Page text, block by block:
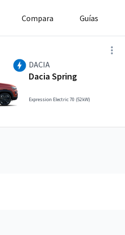
Compara Guías
DACIA
Dacia Spring
Expression Electric 70 (52kW)